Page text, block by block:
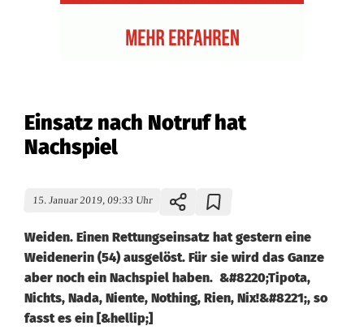
Einsatz nach Notruf hat
Nachspiel
15. Januar 2019, 09:33 Uhr
Weiden. Einen Rettungseinsatz hat gestern eine
Weidenerin (54) ausgelöst. Für sie wird das Ganze
aber noch ein Nachspiel haben. &#8220;Tipota,
Nichts, Nada, Niente, Nothing, Rien, Nix!&#8221;, so
fasst es ein [&hellip;]